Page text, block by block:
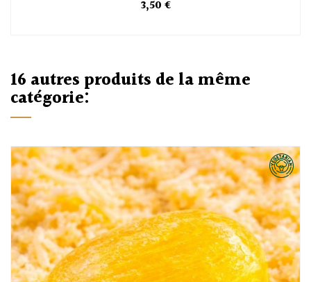
3,50 €
16 autres produits de la même
catégorie: